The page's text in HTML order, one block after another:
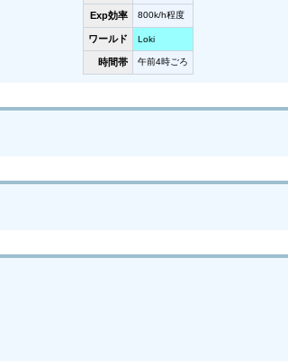
Exp効率 800k/h程度
ワールド Loki
時間帯 午前4時ごろ